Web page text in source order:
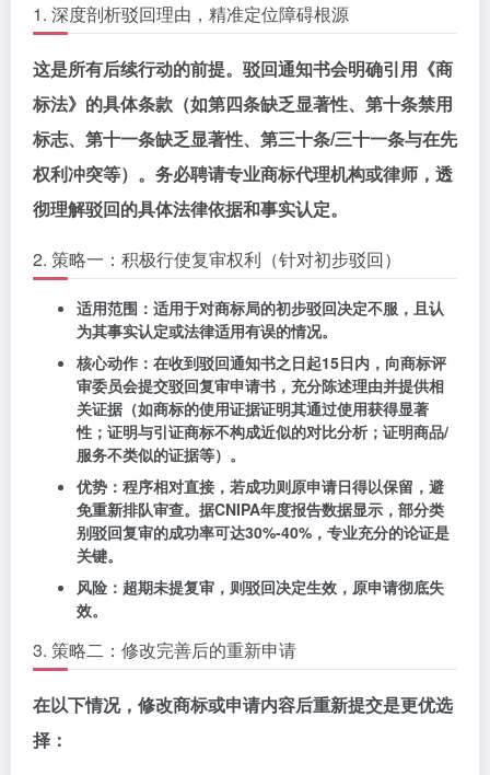
1. 深度剖析驳回理由，精准定位障碍根源
这是所有后续行动的前提。驳回通知书会明确引用《商
标法》的具体条款（如第四条缺乏显著性、第十条禁用
标志、第十一条缺乏显著性、第三十条/三十一条与在先
权利冲突等）。务必聘请专业商标代理机构或律师，透
彻理解驳回的具体法律依据和事实认定。
2. 策略一：积极行使复审权利（针对初步驳回）
适用范围 ：适用于对商标局的初步驳回决定不服，且认
为其事实认定或法律适用有误的情况。
核心动作 ：在收到驳回通知书之日起15日内 ，向商标评
审委员会提交驳回复审申请书 ，充分陈述理由并提供相
关证据（如商标的使用证据证明其通过使用获得显著
性；证明与引证商标不构成近似的对比分析；证明商品/
服务不类似的证据等）。
优势 ：程序相对直接，若成功则原申请日得以保留，避
免重新排队审查。据CNIPA年度报告数据显示，部分类
别驳回复审的成功率可达30%-40%，专业充分的论证是
关键。
风险 ：超期未提复审，则驳回决定生效，原申请彻底失
效。
3. 策略二：修改完善后的重新申请
在以下情况，修改商标或申请内容后重新提交是更优选
择：